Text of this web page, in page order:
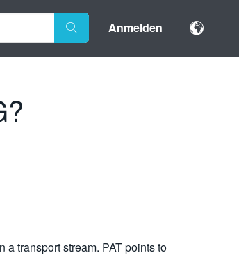
Anmelden
transport stream. PAT points to